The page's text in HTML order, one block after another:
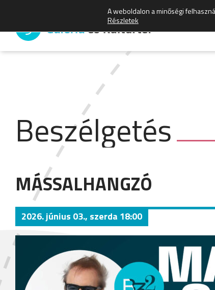
Beszélgetés
MÁSSALHANGZÓ
2026. június 03., szerda 18:00
A weboldalon a minőségi
Részletek